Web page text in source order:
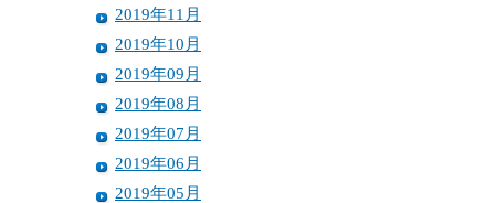
2019年11月
2019年10月
2019年09月
2019年08月
2019年07月
2019年06月
2019年05月